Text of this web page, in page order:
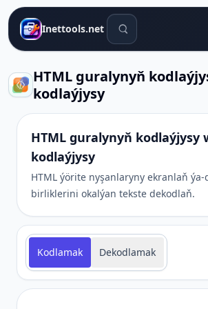
Inettools.net Gözleg gurallary
HTML guralynyň
kodlaýjysy
HTML guralynyň kodlaýjysy
kodlaýjysy
HTML ýörite nyşanlaryny ekranlaň ýa-
birliklerini okalýan tekste dekodlaň.
Kodlamak Dekodlamak